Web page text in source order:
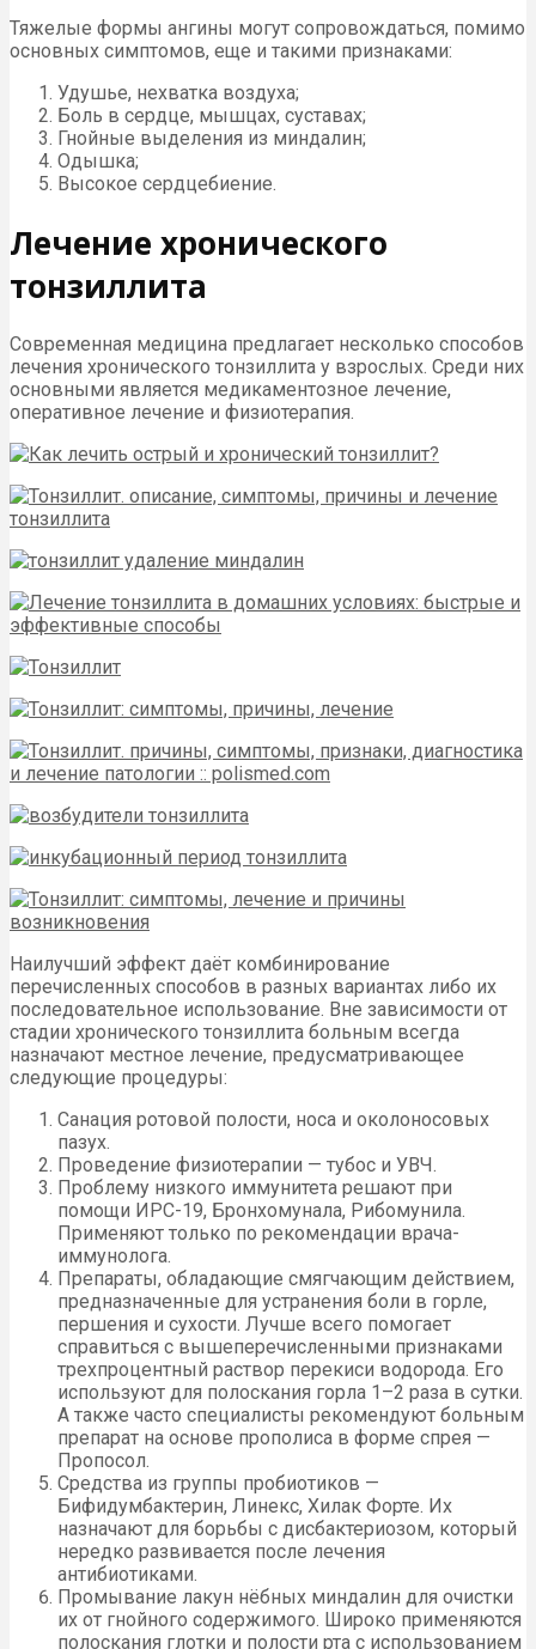
Тяжелые формы ангины могут сопровождаться, помимо
основных симптомов, еще и такими признаками:
Удушье, нехватка воздуха;
Боль в сердце, мышцах, суставах;
Гнойные выделения из миндалин;
Одышка;
Высокое сердцебиение.
Лечение хронического
тонзиллита
Современная медицина предлагает несколько способов
лечения хронического тонзиллита у взрослых. Среди них
основными является медикаментозное лечение,
оперативное лечение и физиотерапия.
Наилучший эффект даёт комбинирование
перечисленных способов в разных вариантах либо их
последовательное использование. Вне зависимости от
стадии хронического тонзиллита больным всегда
назначают местное лечение, предусматривающее
следующие процедуры:
Санация ротовой полости, носа и околоносовых
пазух.
Проведение физиотерапии — тубос и УВЧ.
Проблему низкого иммунитета решают при
помощи ИРС-19, Бронхомунала, Рибомунила.
Применяют только по рекомендации врача-
иммунолога.
Препараты, обладающие смягчающим действием,
предназначенные для устранения боли в горле,
першения и сухости. Лучше всего помогает
справиться с вышеперечисленными признаками
трехпроцентный раствор перекиси водорода. Его
используют для полоскания горла 1–2 раза в сутки.
А также часто специалисты рекомендуют больным
препарат на основе прополиса в форме спрея —
Пропосол.
Средства из группы пробиотиков —
Бифидумбактерин, Линекс, Хилак Форте. Их
назначают для борьбы с дисбактериозом, который
нередко развивается после лечения
антибиотиками.
Промывание лакун нёбных миндалин для очистки
их от гнойного содержимого. Широко применяются
полоскания глотки и полости рта с использованием